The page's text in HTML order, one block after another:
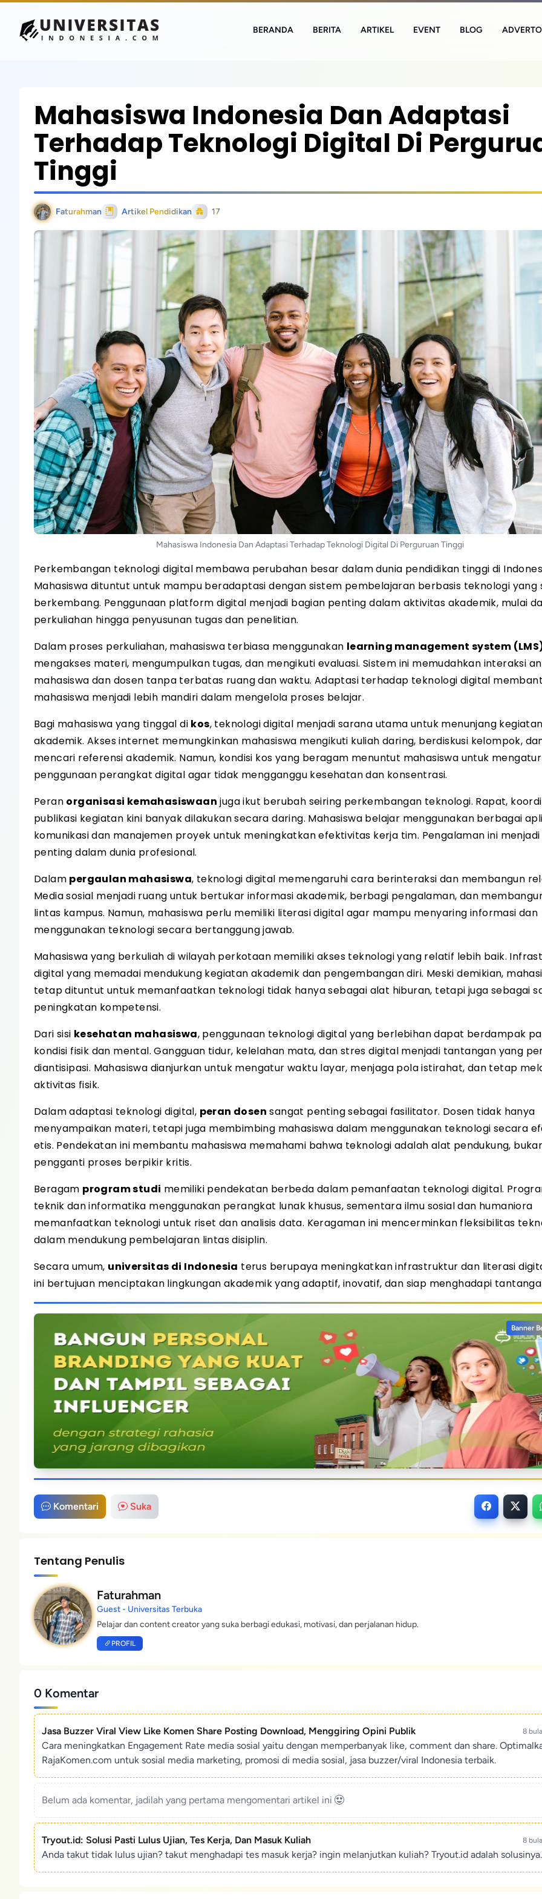
BERANDA BERITA ARTIKEL EVENT BLOG
Mahasiswa Indonesia Dan Adaptasi
Terhadap Teknologi Digital Di
Tinggi
Faturahman Artikel Pendidikan 17
Mahasiswa Indonesia Dan Adaptasi Terhadap Teknologi Digital Di Perguruan Tinggi
Perkembangan teknologi digital membawa perubahan besar dalam dunia pendidikan tinggi di
Mahasiswa dituntut untuk mampu beradaptasi dengan sistem pembelajaran berbasis teknologi yang
berkembang. Penggunaan platform digital menjadi bagian penting dalam aktivitas akademik, mulai
perkuliahan hingga penyusunan tugas dan penelitian.
Dalam proses perkuliahan, mahasiswa terbiasa menggunakan learning management system
mengakses materi, mengumpulkan tugas, dan mengikuti evaluasi. Sistem ini memudahkan interaksi
mahasiswa dan dosen tanpa terbatas ruang dan waktu. Adaptasi terhadap teknologi digital
mahasiswa menjadi lebih mandiri dalam mengelola proses belajar.
Bagi mahasiswa yang tinggal di kos, teknologi digital menjadi sarana utama untuk menunjang kegiatan
akademik. Akses internet memungkinkan mahasiswa mengikuti kuliah daring, berdiskusi kelompok,
mencari referensi akademik. Namun, kondisi kos yang beragam menuntut mahasiswa untuk
penggunaan perangkat digital agar tidak mengganggu kesehatan dan konsentrasi.
Peran organisasi kemahasiswaan juga ikut berubah seiring perkembangan teknologi. Rapat,
publikasi kegiatan kini banyak dilakukan secara daring. Mahasiswa belajar menggunakan berbagai
komunikasi dan manajemen proyek untuk meningkatkan efektivitas kerja tim. Pengalaman ini
penting dalam dunia profesional.
Dalam pergaulan mahasiswa, teknologi digital memengaruhi cara berinteraksi dan membangun
Media sosial menjadi ruang untuk bertukar informasi akademik, berbagi pengalaman, dan
lintas kampus. Namun, mahasiswa perlu memiliki literasi digital agar mampu menyaring informasi dan
menggunakan teknologi secara bertanggung jawab.
Mahasiswa yang berkuliah di wilayah perkotaan memiliki akses teknologi yang relatif lebih baik.
digital yang memadai mendukung kegiatan akademik dan pengembangan diri. Meski demikian,
tetap dituntut untuk memanfaatkan teknologi tidak hanya sebagai alat hiburan, tetapi juga sebagai
peningkatan kompetensi.
Dari sisi kesehatan mahasiswa, penggunaan teknologi digital yang berlebihan dapat berdampak
kondisi fisik dan mental. Gangguan tidur, kelelahan mata, dan stres digital menjadi tantangan yang
diantisipasi. Mahasiswa dianjurkan untuk mengatur waktu layar, menjaga pola istirahat, dan tetap
aktivitas fisik.
Dalam adaptasi teknologi digital, peran dosen sangat penting sebagai fasilitator. Dosen tidak hanya
menyampaikan materi, tetapi juga membimbing mahasiswa dalam menggunakan teknologi secara
etis. Pendekatan ini membantu mahasiswa memahami bahwa teknologi adalah alat pendukung,
pengganti proses berpikir kritis.
Beragam program studi memiliki pendekatan berbeda dalam pemanfaatan teknologi digital.
teknik dan informatika menggunakan perangkat lunak khusus, sementara ilmu sosial dan humaniora
memanfaatkan teknologi untuk riset dan analisis data. Keragaman ini mencerminkan fleksibilitas
dalam mendukung pembelajaran lintas disiplin.
Secara umum, universitas di Indonesia terus berupaya meningkatkan infrastruktur dan literasi
ini bertujuan menciptakan lingkungan akademik yang adaptif, inovatif, dan siap menghadapi
Banner
Komentari Suka
Tentang Penulis
Faturahman
Guest - Universitas Terbuka
Pelajar dan content creator yang suka berbagi edukasi, motivasi, dan perjalanan hidup.
PROFIL
0 Komentar
Jasa Buzzer Viral View Like Komen Share Posting Download, Menggiring Opini Publik 8
Cara meningkatkan Engagement Rate media sosial yaitu dengan memperbanyak like, comment dan share.
RajaKomen.com untuk sosial media marketing, promosi di media sosial, jasa buzzer/viral Indonesia terbaik.
Belum ada komentar, jadilah yang pertama mengomentari artikel ini
Tryout.id: Solusi Pasti Lulus Ujian, Tes Kerja, Dan Masuk Kuliah 8
Anda takut tidak lulus ujian? takut menghadapi tes masuk kerja? ingin melanjutkan kuliah? Tryout.id adalah solusinya.